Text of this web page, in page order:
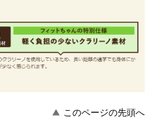
このページの先頭へ